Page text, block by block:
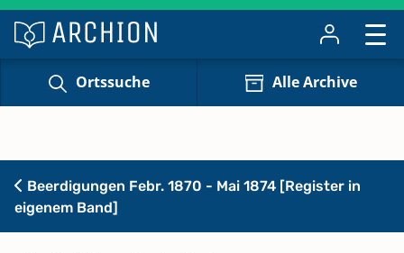
Ortssuche Alle Archive
Beerdigungen Febr. 1870 - Mai 1874 [Register in
eigenem Band]